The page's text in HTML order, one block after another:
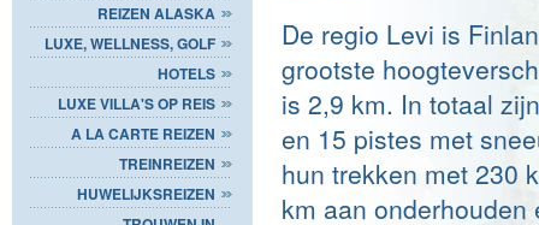
REIZEN ALASKA
LUXE, WELLNESS, GOLF
HOTELS
LUXE VILLA'S OP REIS
A LA CARTE REIZEN
TREINREIZEN
HUWELIJKSREIZEN
De regio Levi is
grootste
is 2,9 km. In totaal
en 15 pistes met
hun trekken met 230
km aan